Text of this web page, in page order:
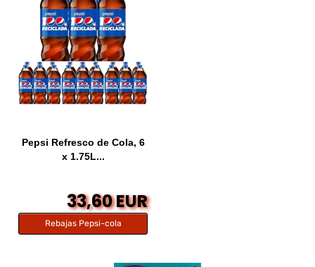
Pepsi Refresco de Cola, 6
x 1.75L...
33,60 EUR
Rebajas Pepsi-cola